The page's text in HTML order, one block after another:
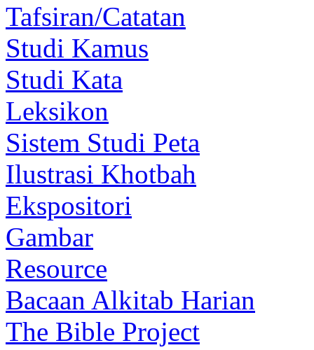
Tafsiran/Catatan
Studi Kamus
Studi Kata
Leksikon
Sistem Studi Peta
Ilustrasi Khotbah
Ekspositori
Gambar
Resource
Bacaan Alkitab Harian
The Bible Project